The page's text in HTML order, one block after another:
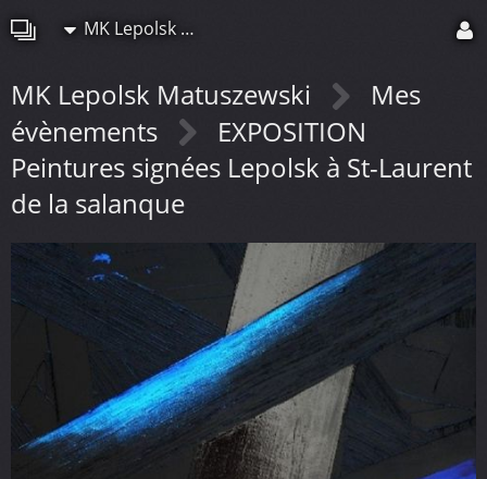
MK Lepolsk Matuszewski
MK Lepolsk Matuszewski
Mes
évènements
EXPOSITION
Peintures signées Lepolsk à St-Laurent
de la salanque